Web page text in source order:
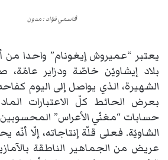
ڨاسمي فؤاد : مدون
يعتبر “عميروش إيغونام” واحدا من
بلاد إيشاويّن خاصّة ودزاير عامّة،
الشهيرة، الذي يواصل إلى اليوم
بعرض الحائط كلّ الاعتبارات
حسابات “مغنّي الأعراس”
الشاويّة. فعلى قلّة إنتاجاته، إلّا
عريض من الجماهير الناطقة